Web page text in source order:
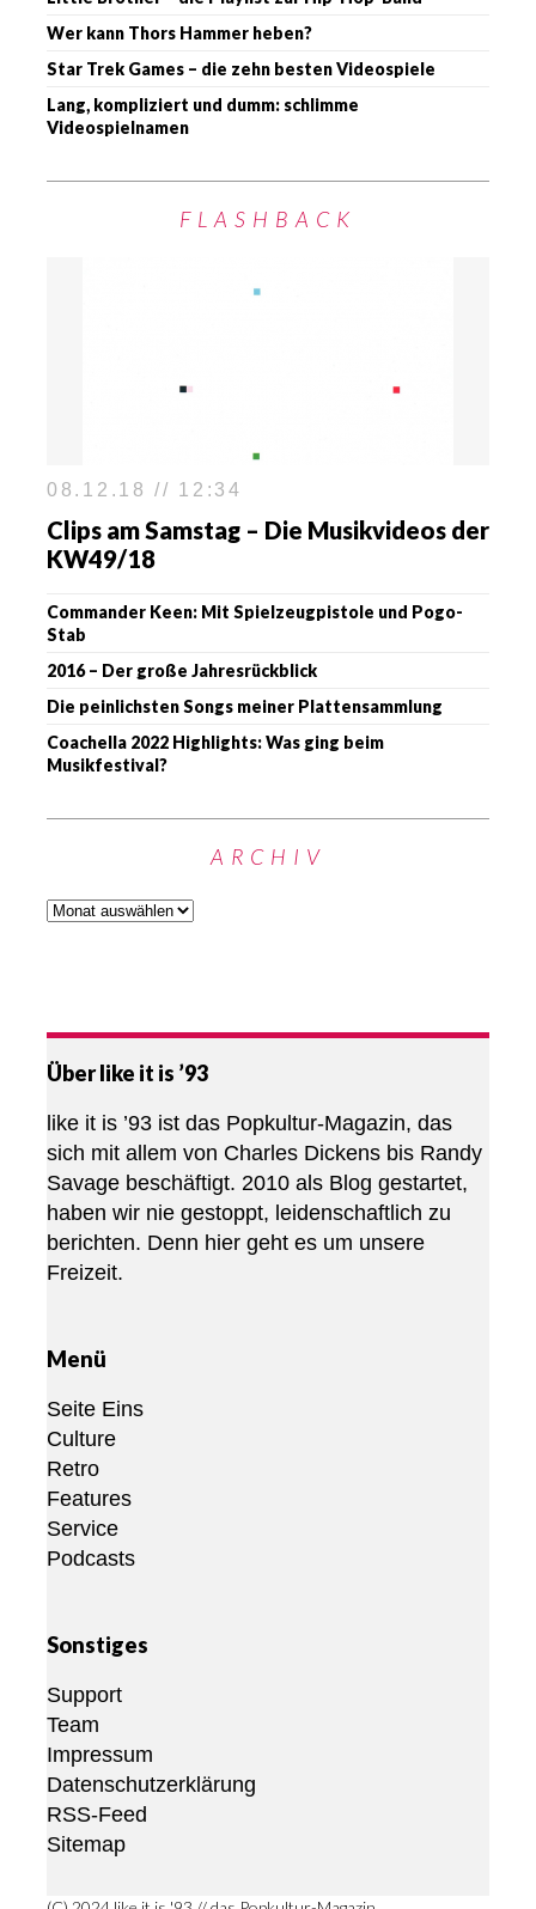
Wer kann Thors Hammer heben?
Star Trek Games – die zehn besten Videospiele
Lang, kompliziert und dumm: schlimme
Videospielnamen
FLASHBACK
08.12.18 // 12:34
Clips am Samstag – Die Musikvideos der
KW49/18
Commander Keen: Mit Spielzeugpistole und Pogo-
Stab
2016 – Der große Jahresrückblick
Die peinlichsten Songs meiner Plattensammlung
Coachella 2022 Highlights: Was ging beim
Musikfestival?
ARCHIV
Über like it is ’93
like it is ’93 ist das Popkultur-Magazin, das
sich mit allem von Charles Dickens bis Randy
Savage beschäftigt. 2010 als Blog gestartet,
haben wir nie gestoppt, leidenschaftlich zu
berichten. Denn hier geht es um unsere
Freizeit.
Menü
Seite Eins
Culture
Retro
Features
Service
Podcasts
Sonstiges
Support
Team
Impressum
Datenschutzerklärung
RSS-Feed
Sitemap